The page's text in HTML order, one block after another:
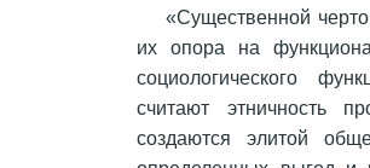
«Существенной
их опора на
социологического
считают этничность
создаются элитой